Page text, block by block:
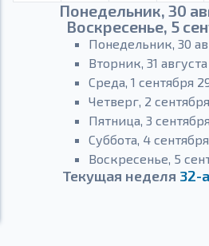
Понедельник, 30
Воскресенье, 5
Понедельник, 30
Вторник, 31 августа
Среда, 1 сентября
Четверг, 2
Пятница, 3
Суббота, 4
Воскресенье, 5
Текущая неделя 32-